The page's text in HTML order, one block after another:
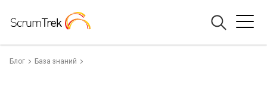
Блог База знаний